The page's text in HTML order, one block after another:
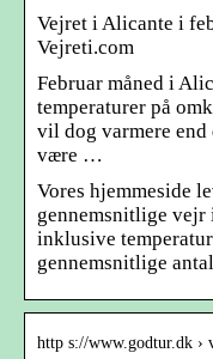
Vejret i Alicante i
Vejreti.com
Februar måned i
temperaturer på
vil dog varmere end
være …
Vores hjemmeside
gennemsnitlige
inklusive
gennemsnitlige
http s://www.godtur.dk ›